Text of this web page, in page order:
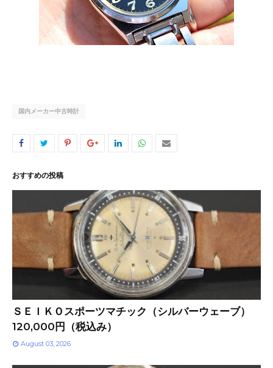
国内メーカー中古時計
おすすめの投稿
ＳＥＩＫＯスポーツマチック（シルバーウェーブ）
120,000円（税込み）
August 03, 2026